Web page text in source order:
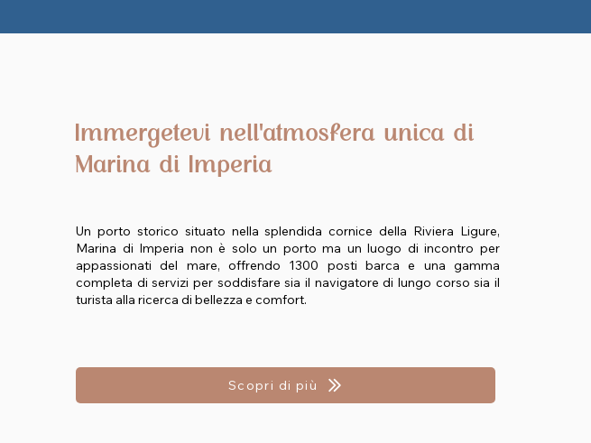
Immergetevi nell'atmosfera unica di
Marina di Imperia
Un porto storico situato nella splendida cornice della Riviera Ligure,
Marina di Imperia non è solo un porto ma un luogo di incontro per
appassionati del mare, offrendo 1300 posti barca e una gamma
completa di servizi per soddisfare sia il navigatore di lungo corso sia il
turista alla ricerca di bellezza e comfort.
Scopri di più